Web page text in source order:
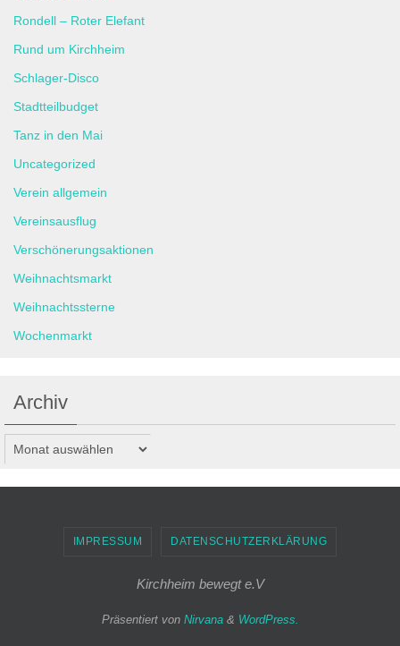
Rondell – Roter Elefant
Rund um Kirchheim
Schlager-Disco
Stadtteilbudget
Tanz in den Mai
Uncategorized
Verein allgemein
Vereinsausflug
Verschönerungsaktionen
Weihnachtsmarkt
Weihnachtssterne
Wochenmarkt
Archiv
Archiv
IMPRESSUM DATENSCHUTZERKLÄRUNG
Kirchheim bewegt e.V
Präsentiert von Nirvana& WordPress.